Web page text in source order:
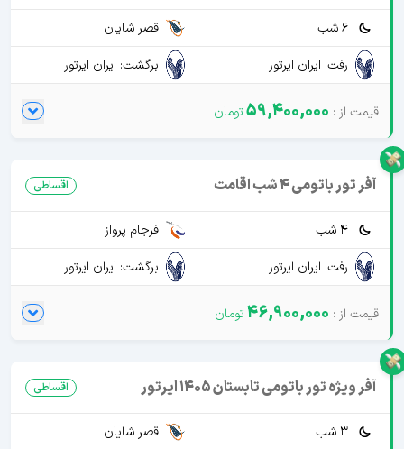
6 شب
قصر شایان
رفت: ایران ایرتور
برگشت: ایران ایرتور
59,400,000
آفر تور باتومی 4 شب اقامت اقساطی
4 شب
فرجام پرواز
رفت: ایران ایرتور
برگشت: ایران ایرتور
46,900,000
آفر ویژه تور باتومی تابستان 1405 ایرتور اقساطی
3 شب
قصر شایان